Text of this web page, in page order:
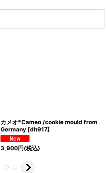
カメオ*Cameo /cookie mould from
Germany [dh917]
3,900円(税込)